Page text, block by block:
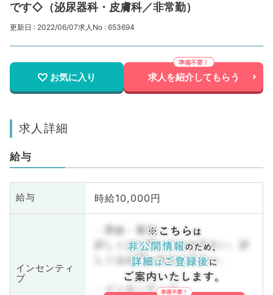
です◇（泌尿器科・皮膚科／非常勤）
更新日 : 2022/06/07求人No : 653694
お気に入り 求人を紹介してもらう
求人詳細
給与
給与 時給10,000円
インセンティ
ブ
・昇給・賞与
詳しくはお問い合わせ下さい。詳
しくはお問い合わせ下さい。
・インセンティブ